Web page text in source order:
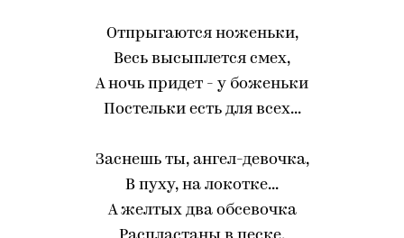
Отпрыгаются ноженьки,
Весь высыплется смех,
А ночь придет - у боженьки
Постельки есть для всех...
Заснешь ты, ангел-девочка,
В пуху, на локотке...
А желтых два обсевочка